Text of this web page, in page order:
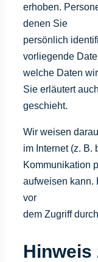
erhoben.
denen Sie
persönlich
vorliegende
welche Daten
Sie erläutert
geschieht.
Wir weisen
im Internet (z. B.
Kommunikation
aufweisen kann.
vor
dem Zugriff
Hinweis